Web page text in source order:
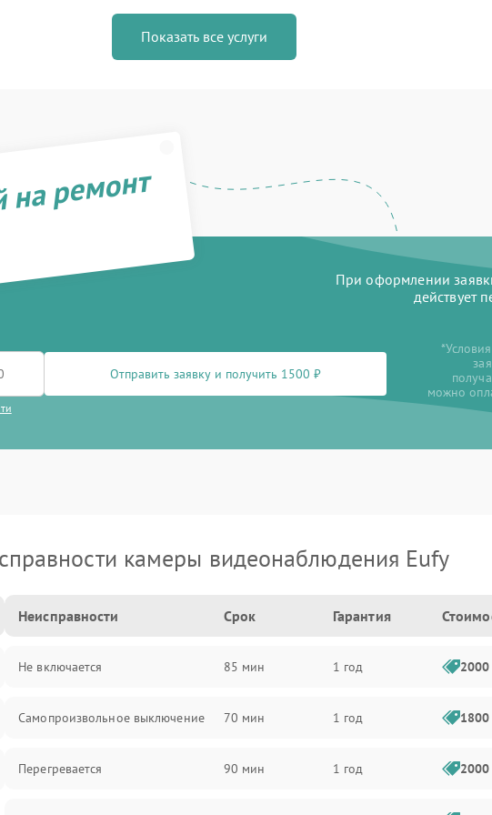
Показать все услуги
ремонт
При оформлении
действует
Отправить заявку и получить 1500 ₽
можно
камеры видеонаблюдения Eufy
Неисправности Срок Гарантия
Не включается 85 мин 1 год 2000
Самопроизвольное выключение 70 мин 1 год 1800
Перегревается 90 мин 1 год 2000